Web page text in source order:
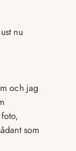
nu
och jag
som